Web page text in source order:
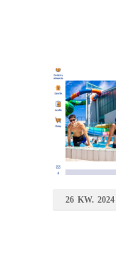
26 KW. 2024